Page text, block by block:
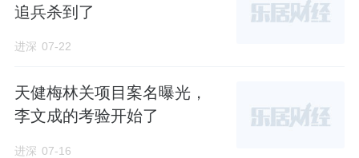
追兵杀到了
进深 07-22
天健梅林关项目案名曝光，
李文成的考验开始了
进深 07-16